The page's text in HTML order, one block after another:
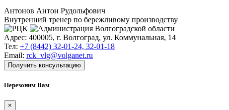
Антонов Антон Рудольфович
Внутренний тренер по бережливому производству
Адрес: 400005, г. Волгоград, ул. Коммунальная, 14
Тел: +7 (8442) 32-01-24, 32-01-18
Email: rck_vlg@volganet.ru
Получить консультацию
Перезоним Вам
×